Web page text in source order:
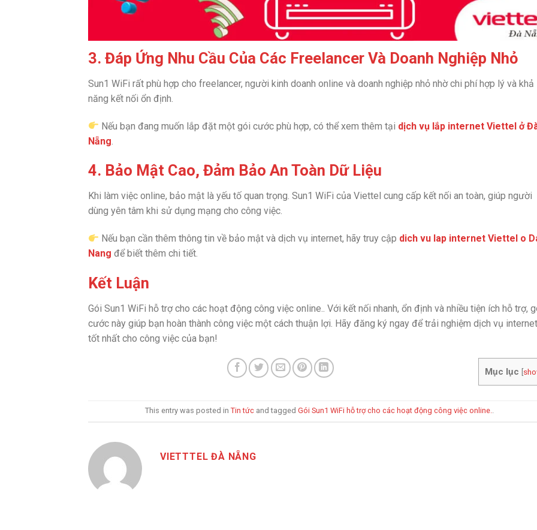
3. Đáp Ứng Nhu Cầu Của Các Freelancer Và Doanh Nghiệp Nhỏ
Sun1 WiFi rất phù hợp cho freelancer, người kinh doanh online và doanh nghiệp nhỏ nhờ chi phí hợp lý và khả
năng kết nối ổn định.
Nếu bạn đang muốn lắp đặt một gói cước phù hợp, có thể xem thêm tại dịch vụ lắp internet Viettel ở
Nẵng
4. Bảo Mật Cao, Đảm Bảo An Toàn Dữ Liệu
Khi làm việc online, bảo mật là yếu tố quan trọng. Sun1 WiFi của Viettel cung cấp kết nối an toàn, giúp người
dùng yên tâm khi sử dụng mạng cho công việc.
Nếu bạn cần thêm thông tin về bảo mật và dịch vụ internet, hãy truy cập dich vu lap internet Viettel o
Nang để biết thêm chi tiết.
Kết Luận
Gói Sun1 WiFi hỗ trợ cho các hoạt động công việc online.. Với kết nối nhanh, ổn định và nhiều tiện ích hỗ trợ,
cước này giúp bạn hoàn thành công việc một cách thuận lợi. Hãy đăng ký ngay để trải nghiệm dịch vụ internet
tốt nhất cho công việc của bạn!
Mục lục [
This entry was posted inTin tức and taggedGói Sun1 WiFi hỗ trợ cho các hoạt động công việc online.
VIETTTEL ĐÀ NẴNG